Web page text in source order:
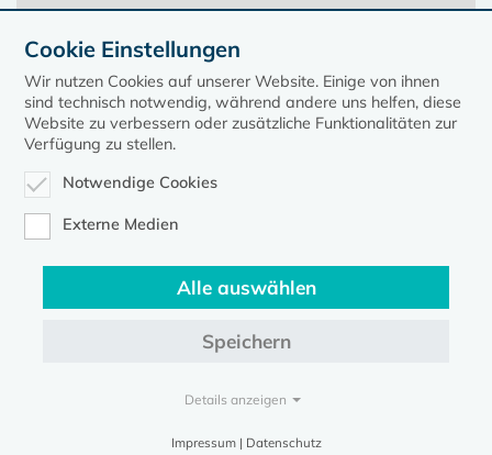
Diese Seite gehört zum Portalkirche-mv.de
Evangelische Kirche in Mecklenburg-Vorpommern © 2026
Cookie Einstellungen
Wir nutzen Cookies auf unserer Website. Einige von ihnen
sind technisch notwendig, während andere uns helfen, diese
Website zu verbessern oder zusätzliche Funktionalitäten zur
Verfügung zu stellen.
Notwendige Cookies
Externe Medien
Alle auswählen
Speichern
Details anzeigen
Impressum | Datenschutz